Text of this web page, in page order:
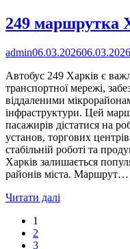
249 маршрутка
admin06.03.202606.03.2026
Автобус 249 Харків є
транспортної мережі,
віддаленими
інфраструктури. Цей
пасажирів дістатися на
установ, торгових
стабільній роботі та
Харків залишається
районів міста. Маршрут…
Читати далі
1
2
3